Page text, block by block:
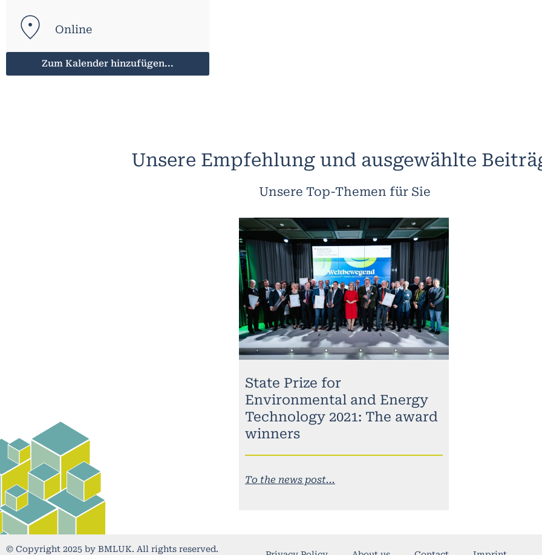
Online
Zum Kalender hinzufügen...
Unsere Empfehlung und ausgewählte
Unsere Top-Themen für Sie
State Prize for
Environmental and Energy
Technology 2021: The award
winners
To the news post...
© Copyright 2025 by BMLUK. All rights reserved.